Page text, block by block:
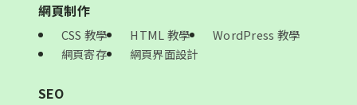
網頁制作
CSS 教學 HTML 教學
WordPress 教學
網頁寄存
網頁界面設計
SEO